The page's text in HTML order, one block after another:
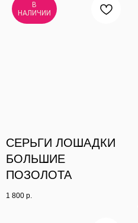
В
НАЛИЧИИ
СЕРЬГИ ЛОШАДКИ
БОЛЬШИЕ
ПОЗОЛОТА
1 800 р.